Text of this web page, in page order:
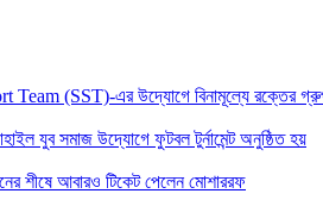
(SST)-এর উদ্যোগে বিনামূল্যে রক্তের গ্রুপ
যুব সমাজ উদ্যোগে ফুটবল টুর্নামেন্ট অনুষ্ঠিত হয়
শীষে আবারও টিকেট পেলেন মোশাররফ